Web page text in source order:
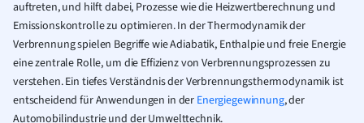
auftreten, und hilft dabei, Prozesse wie die Heizwertberechnung und
Emissionskontrolle zu optimieren. In der Thermodynamik der
Verbrennung spielen Begriffe wie Adiabatik, Enthalpie und freie Energie
eine zentrale Rolle, um die Effizienz von Verbrennungsprozessen zu
verstehen. Ein tiefes Verständnis der Verbrennungsthermodynamik ist
entscheidend für Anwendungen in der Energiegewinnung, der
Automobilindustrie und der Umwelttechnik.